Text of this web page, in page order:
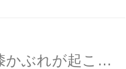
漆器に触れても何故漆かぶれが起こらない？